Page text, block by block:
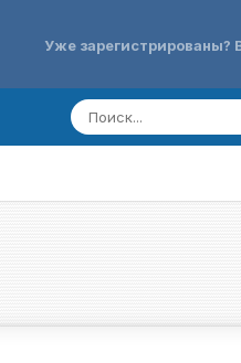
Уже зарегистрированы?